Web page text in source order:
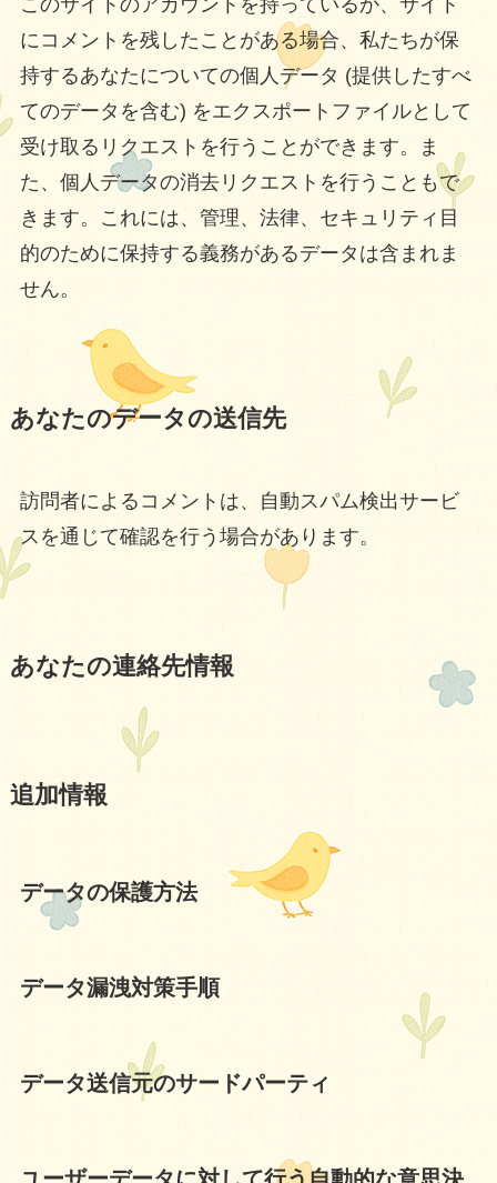
にコメントを残したことがある場合、私たちが保
持するあなたについての個人データ (提供したすべ
てのデータを含む) をエクスポートファイルとして
受け取るリクエストを行うことができます。ま
た、個人データの消去リクエストを行うこともで
きます。これには、管理、法律、セキュリティ目
的のために保持する義務があるデータは含まれま
せん。
あなたのデータの送信先
訪問者によるコメントは、自動スパム検出サービ
スを通じて確認を行う場合があります。
あなたの連絡先情報
追加情報
データの保護方法
データ漏洩対策手順
データ送信元のサードパーティ